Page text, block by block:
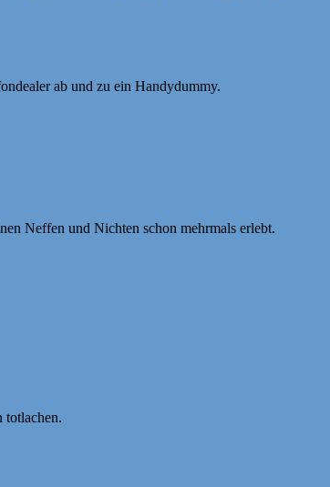
ab und zu ein Handydummy.
Neffen und Nichten schon mehrmals erlebt.
totlachen.